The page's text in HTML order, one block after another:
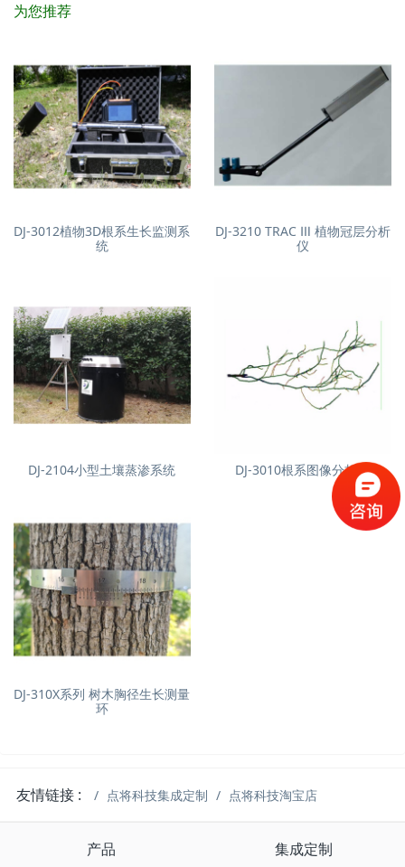
为您推荐
DJ-3012植物3D根系生长监测系
统
DJ-3210 TRAC Ⅲ 植物冠层分析
仪
DJ-2104小型土壤蒸渗系统 DJ-3010根系图像分析仪
DJ-310X系列 树木胸径生长测量
环
友情链接 : 点将科技集成定制 点将科技淘宝店
产品 集成定制